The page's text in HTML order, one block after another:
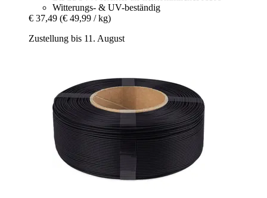
Witterungs- & UV-beständig
€ 37,49 (€ 49,99 / kg)
Zustellung bis 11. August